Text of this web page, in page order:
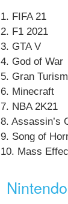
1. FIFA 21
2. F1 2021
3. GTA V
4. God of War
5. Gran
6. Minecraft
7. NBA 2K21
8. Assassin’s
9. Song of
10. Mass